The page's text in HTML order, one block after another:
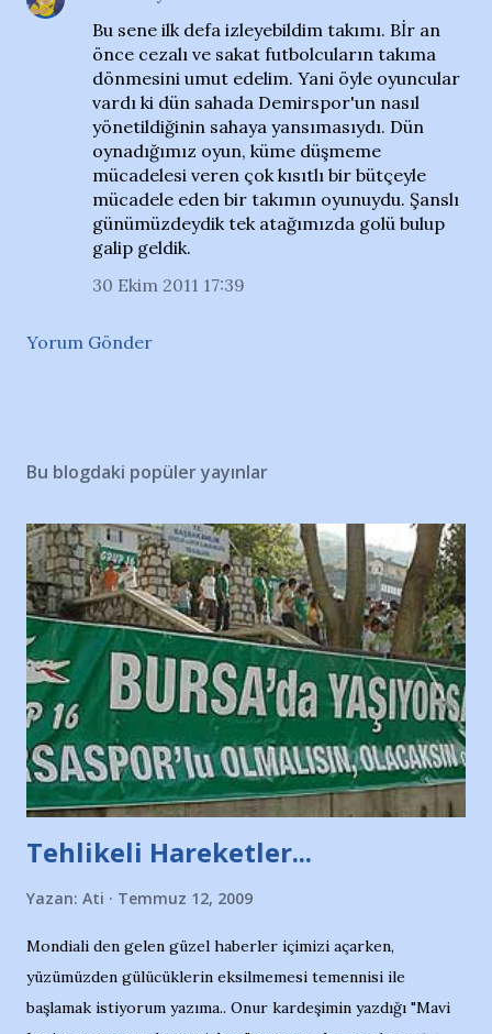
Bu sene ilk defa izleyebildim takımı. Bİr an
önce cezalı ve sakat futbolcuların takıma
dönmesini umut edelim. Yani öyle oyuncular
vardı ki dün sahada Demirspor'un nasıl
yönetildiğinin sahaya yansımasıydı. Dün
oynadığımız oyun, küme düşmeme
mücadelesi veren çok kısıtlı bir bütçeyle
mücadele eden bir takımın oyunuydu. Şanslı
günümüzdeydik tek atağımızda golü bulup
galip geldik.
30 Ekim 2011 17:39
Yorum Gönder
Bu blogdaki popüler yayınlar
Tehlikeli Hareketler...
Yazan: Ati Temmuz 12, 2009
Mondiali den gelen güzel haberler içimizi açarken,
yüzümüzden gülücüklerin eksilmemesi temennisi ile
başlamak istiyorum yazıma.. Onur kardeşimin yazdığı "Mavi